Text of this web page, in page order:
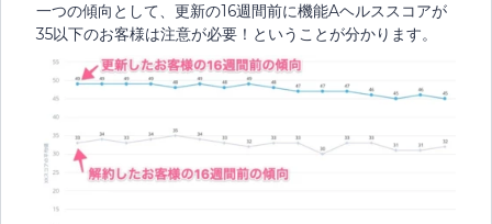
一つの傾向として、更新の16週間前に機能Aヘルススコアが
35以下のお客様は注意が必要！ということが分かります。